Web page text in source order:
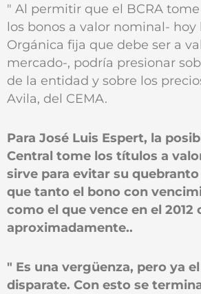
" Al permitir que el BCRA
los bonos a valor nominal- hoy
Orgánica fija que debe ser a
mercado-, podría presionar
de la entidad y sobre los
Avila, del CEMA.
Para José Luis Espert, la
Central tome los títulos a
sirve para evitar su
que tanto el bono con
como el que vence en el 2012
aproximadamente..
" Es una vergüenza, pero ya
disparate. Con esto se